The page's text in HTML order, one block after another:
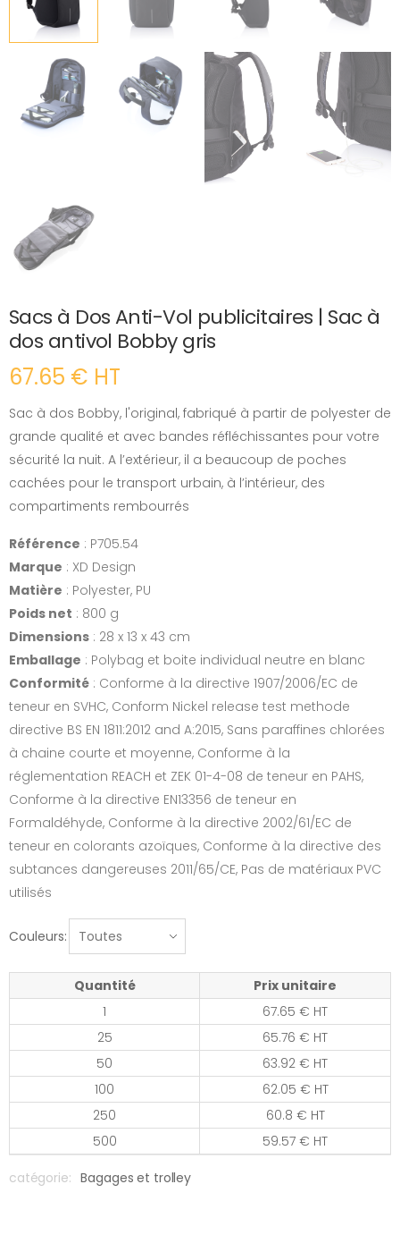
Sacs à Dos Anti-Vol publicitaires | Sac à
dos antivol Bobby gris
67.65 € HT
Sac à dos Bobby, l'original, fabriqué à partir de polyester de
grande qualité et avec bandes réfléchissantes pour votre
sécurité la nuit. A l’extérieur, il a beaucoup de poches
cachées pour le transport urbain, à l’intérieur, des
compartiments rembourrés
Référence : P705.54
Marque : XD Design
Matière : Polyester, PU
Poids net : 800 g
Dimensions : 28 x 13 x 43 cm
Emballage : Polybag et boite individual neutre en blanc
Conformité : Conforme à la directive 1907/2006/EC de
teneur en SVHC, Conform Nickel release test methode
directive BS EN 1811:2012 and A:2015, Sans paraffines chlorées
à chaine courte et moyenne, Conforme à la
réglementation REACH et ZEK 01-4-08 de teneur en PAHS,
Conforme à la directive EN13356 de teneur en
Formaldéhyde, Conforme à la directive 2002/61/EC de
teneur en colorants azoïques, Conforme à la directive des
subtances dangereuses 2011/65/CE, Pas de matériaux PVC
utilisés
Couleurs:
Quantité
Prix unitaire
1
67.65 € HT
25
65.76 € HT
50
63.92 € HT
100
62.05 € HT
250
60.8 € HT
500
59.57 € HT
catégorie: Bagages et trolley